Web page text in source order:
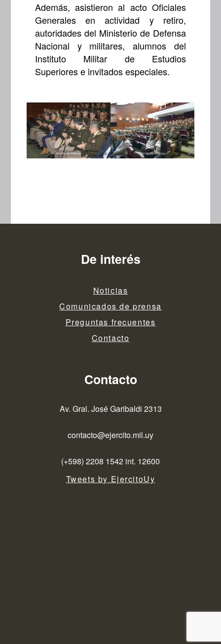
Además, asistieron al acto Oficiales
Generales en actividad y retiro,
autoridades del Ministerio de Defensa
Nacional y militares, alumnos del
Instituto Militar de Estudios
Superiores e invitados especiales.
De interés
Noticias
Comunicados de prensa
Preguntas frecuentes
Contacto
Contacto
Av. Gral. José Garibaldi 2313
contacto@ejercito.mil.uy
(+598) 2208 1542 int. 12600
Tweets by EjercitoUy